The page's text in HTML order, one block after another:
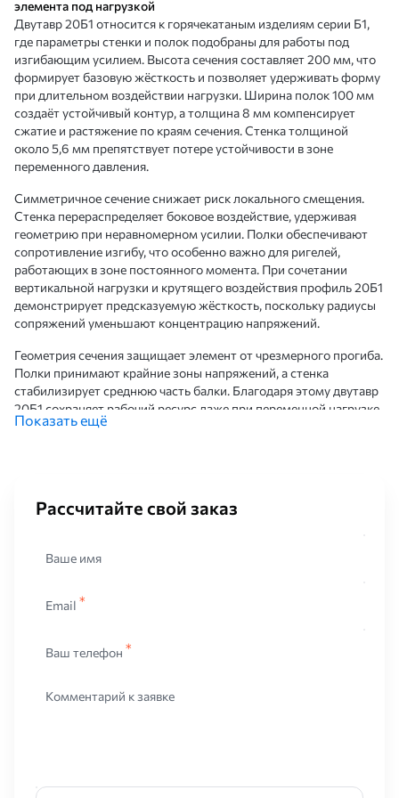
элемента под нагрузкой
Двутавр 20Б1 относится к горячекатаным изделиям серии Б1,
где параметры стенки и полок подобраны для работы под
изгибающим усилием. Высота сечения составляет 200 мм, что
формирует базовую жёсткость и позволяет удерживать форму
при длительном воздействии нагрузки. Ширина полок 100 мм
создаёт устойчивый контур, а толщина 8 мм компенсирует
сжатие и растяжение по краям сечения. Стенка толщиной
около 5,6 мм препятствует потере устойчивости в зоне
переменного давления.
Симметричное сечение снижает риск локального смещения.
Стенка перераспределяет боковое воздействие, удерживая
геометрию при неравномерном усилии. Полки обеспечивают
сопротивление изгибу, что особенно важно для ригелей,
работающих в зоне постоянного момента. При сочетании
вертикальной нагрузки и крутящего воздействия профиль 20Б1
демонстрирует предсказуемую жёсткость, поскольку радиусы
сопряжений уменьшают концентрацию напряжений.
Геометрия сечения защищает элемент от чрезмерного прогиба.
Полки принимают крайние зоны напряжений, а стенка
стабилизирует среднюю часть балки. Благодаря этому двутавр
20Б1 сохраняет рабочий ресурс даже при переменной нагрузке.
Масса в диапазоне 21–22 кг на метр делает элемент
2. Основные размеры и параметры двутавра 20Б1 по
сортаменту серии Б1
используют при инженерных расчётах несущей способности
Параметр
Толщина стенки, мм
Показать ещё
Рассчитайте свой заказ
Ваше имя
Email
Ваш телефон
Комментарий к заявке